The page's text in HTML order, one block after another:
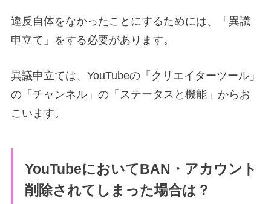
違反自体をなかったことにするためには、「異議
申立て」をする必要があります。
異議申立ては、YouTubeの「クリエイターツール」
の「チャンネル」の「ステータスと機能」からお
こいます。
YouTubeにおいてBAN・アカウント
削除されてしまった場合は？